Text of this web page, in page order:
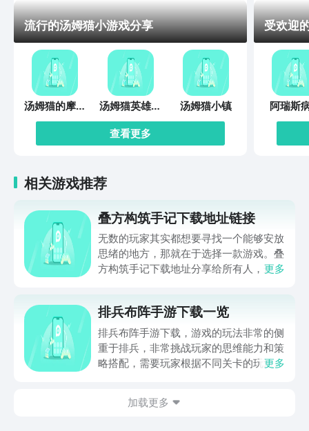
流行的汤姆猫小游戏分享
汤姆猫的摩托
艇
汤姆猫英雄跑
酷
汤姆猫小镇
查看更多
受欢迎
阿瑞斯
相关游戏推荐
叠方构筑手记下载地址链接
无数的玩家其实都想要寻找一个能够安放
思绪的地方，那就在于选择一款游戏。叠
方构筑手记下载地址分享给所有人，这一
情。如果大家想要下载这款游戏，其实方
法很简单，通过以下的链接即可先来看一
下游戏的主要乐趣吧。
更多
排兵布阵手游下载一览
排兵布阵手游下载，游戏的玩法非常的侧
重于排兵，非常挑战玩家的思维能力和策
略搭配，需要玩家根据不同关卡的玩法设
一种士兵都有自己独特的技能，及运用的
更多
加载更多